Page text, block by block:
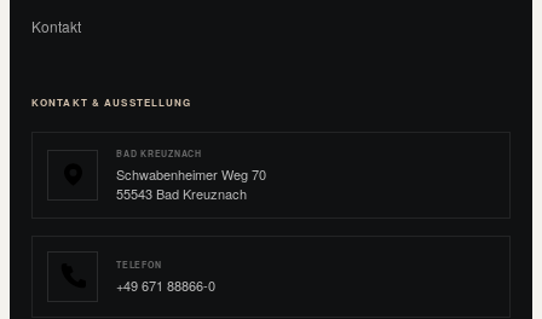
Kontakt
KONTAKT & AUSSTELLUNG
BAD KREUZNACH
Schwabenheimer Weg 70
55543 Bad Kreuznach
TELEFON
+49 671 88866-0